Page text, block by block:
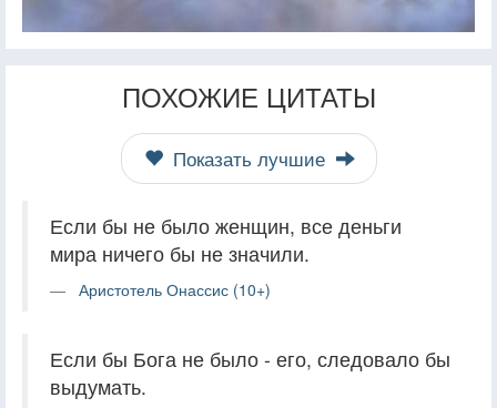
ПОХОЖИЕ ЦИТАТЫ
Показать лучшие
Если бы не было женщин, все деньги
мира ничего бы не значили.
Аристотель Онассис (10+)
Если бы Бога не было - его, следовало бы
выдумать.